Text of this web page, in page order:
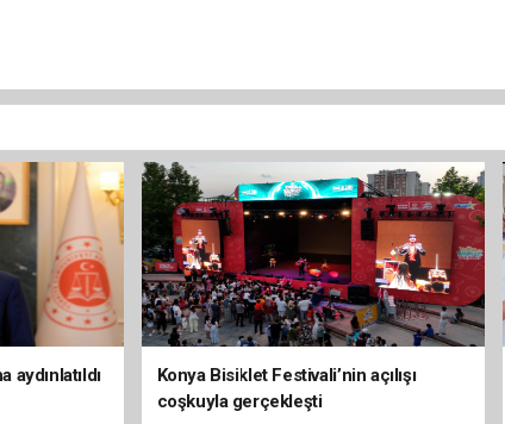
Konya Bisiklet Festivali’nin açılışı
coşkuyla gerçekleşti